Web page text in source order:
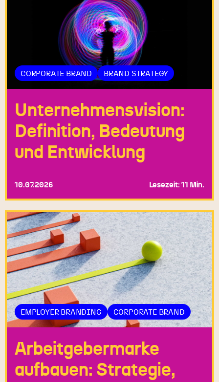
CORPORATE BRAND BRAND STRATEGY
Unternehmensvision:
Definition, Bedeutung
und Entwicklung
10.07.2026 Lesezeit: 11 Min.
EMPLOYER BRANDING CORPORATE BRAND
Arbeitgebermarke
aufbauen: Strategie,